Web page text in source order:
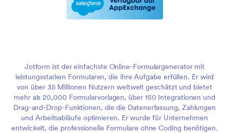
Jotform ist der einfachste Online-Formulargenerator mit
leistungsstarken Formularen, die ihre Aufgabe erfüllen. Er wird
von über 35 Millionen Nutzern weltweit geschätzt und bietet
mehr als 20,000 Formularvorlagen, über 150 Integrationen und
Drag-and-Drop-Funktionen, die die Datenerfassung, Zahlungen
und Arbeitsabläufe optimieren. Er wurde für Unternehmen
entwickelt, die professionelle Formulare ohne Coding benötigen.